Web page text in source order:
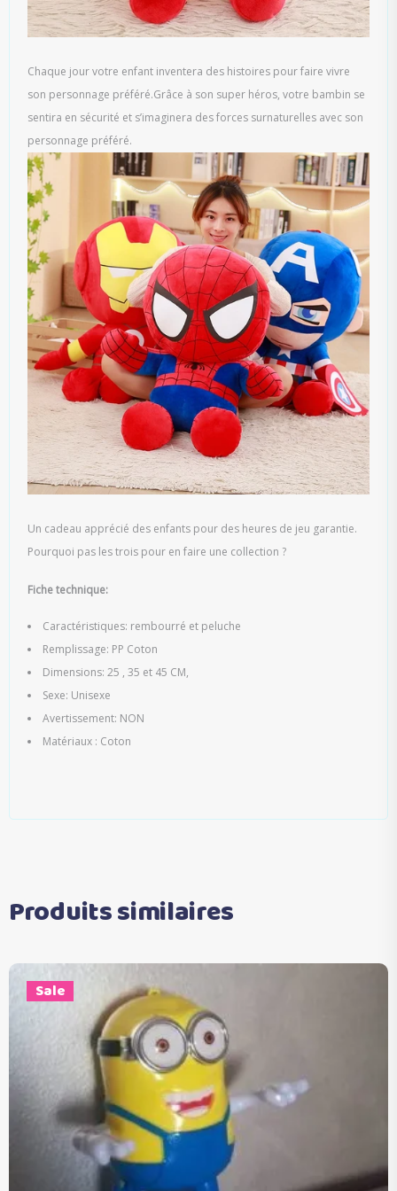
Chaque jour votre enfant inventera des histoires pour faire vivre
son personnage préféré.Grâce à son super héros, votre bambin se
sentira en sécurité et s’imaginera des forces surnaturelles avec son
personnage préféré.
Un cadeau apprécié des enfants pour des heures de jeu garantie.
Pourquoi pas les trois pour en faire une collection ?
Fiche technique:
Caractéristiques: rembourré et peluche
Remplissage: PP Coton
Dimensions: 25 , 35 et 45 CM,
Sexe: Unisexe
Avertissement: NON
Matériaux : Coton
Produits similaires
Sale
Ajouter au panier